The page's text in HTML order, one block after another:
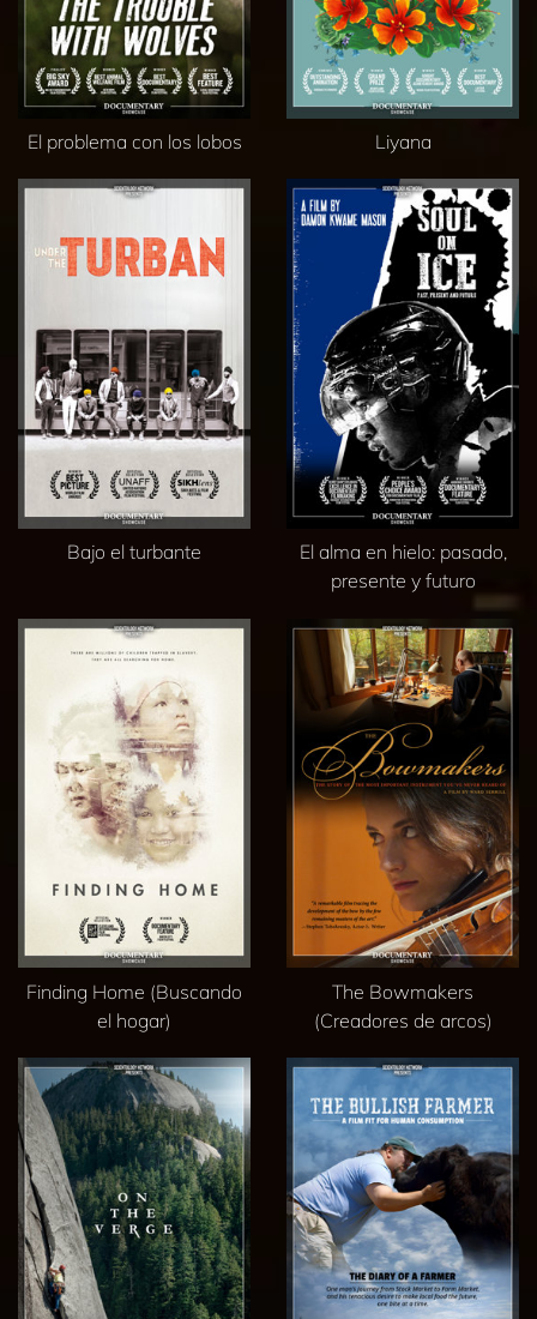
El problema con los lobos Liyana
Bajo el turbante
El alma en hielo: pasado,
presente y futuro
Finding Home (Buscando
el hogar)
The Bowmakers
(Creadores de arcos)